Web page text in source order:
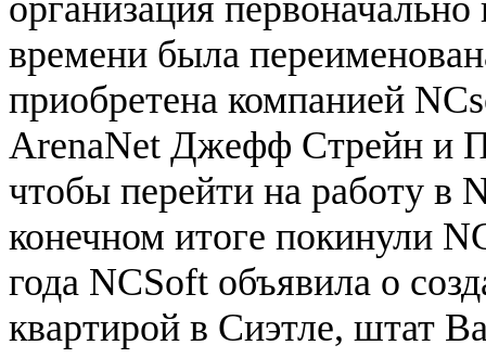
времени была
приобретена компанией
ArenaNet Джефф Стрейн и
чтобы перейти на работу в
конечном итоге покинули
года NCSoft объявила о
квартирой в Сиэтле, штат